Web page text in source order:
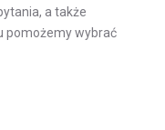
a także
pomożemy wybrać